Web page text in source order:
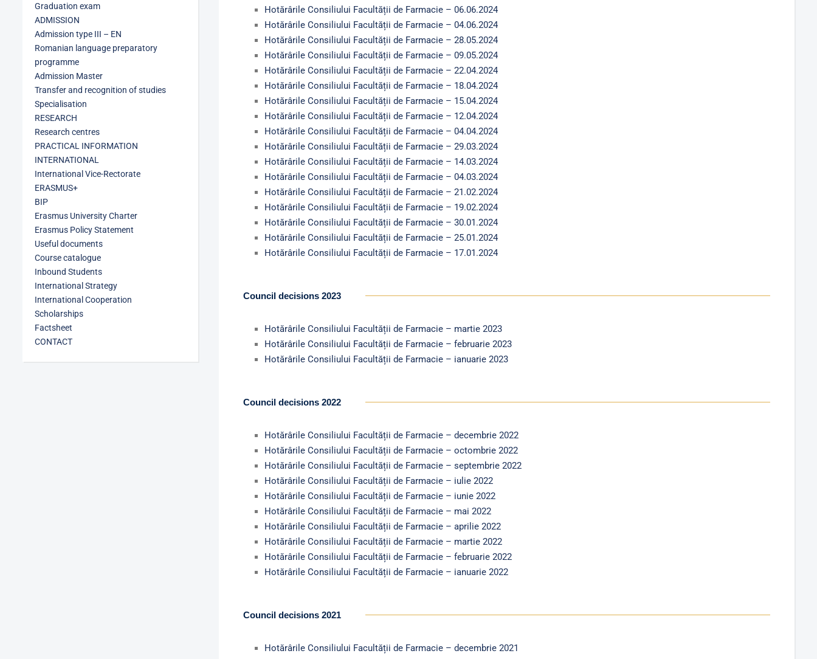
Graduation exam
ADMISSION
Admission type III – EN
Romanian language preparatory
programme
Admission Master
Transfer and recognition of studies
Specialisation
RESEARCH
Research centres
PRACTICAL INFORMATION
INTERNATIONAL
International Vice-Rectorate
ERASMUS+
BIP
Erasmus University Charter
Erasmus Policy Statement
Useful documents
Course catalogue
Inbound Students
International Strategy
International Cooperation
Scholarships
Factsheet
CONTACT
Hotărârile Consiliului Facultății de Farmacie – 06.06.2024
Hotărârile Consiliului Facultății de Farmacie – 04.06.2024
Hotărârile Consiliului Facultății de Farmacie – 28.05.2024
Hotărârile Consiliului Facultății de Farmacie – 09.05.2024
Hotărârile Consiliului Facultății de Farmacie – 22.04.2024
Hotărârile Consiliului Facultății de Farmacie – 18.04.2024
Hotărârile Consiliului Facultății de Farmacie – 15.04.2024
Hotărârile Consiliului Facultății de Farmacie – 12.04.2024
Hotărârile Consiliului Facultății de Farmacie – 04.04.2024
Hotărârile Consiliului Facultății de Farmacie – 29.03.2024
Hotărârile Consiliului Facultății de Farmacie – 14.03.2024
Hotărârile Consiliului Facultății de Farmacie – 04.03.2024
Hotărârile Consiliului Facultății de Farmacie – 21.02.2024
Hotărârile Consiliului Facultății de Farmacie – 19.02.2024
Hotărârile Consiliului Facultății de Farmacie – 30.01.2024
Hotărârile Consiliului Facultății de Farmacie – 25.01.2024
Hotărârile Consiliului Facultății de Farmacie – 17.01.2024
Council decisions 2023
Hotărârile Consiliului Facultății de Farmacie – martie 2023
Hotărârile Consiliului Facultății de Farmacie – februarie 2023
Hotărârile Consiliului Facultății de Farmacie – ianuarie 2023
Council decisions 2022
Hotărârile Consiliului Facultății de Farmacie – decembrie 2022
Hotărârile Consiliului Facultății de Farmacie – octombrie 2022
Hotărârile Consiliului Facultății de Farmacie – septembrie 2022
Hotărârile Consiliului Facultății de Farmacie – iulie 2022
Hotărârile Consiliului Facultății de Farmacie – iunie 2022
Hotărârile Consiliului Facultății de Farmacie – mai 2022
Hotărârile Consiliului Facultății de Farmacie – aprilie 2022
Hotărârile Consiliului Facultății de Farmacie – martie 2022
Hotărârile Consiliului Facultății de Farmacie – februarie 2022
Hotărârile Consiliului Facultății de Farmacie – ianuarie 2022
Council decisions 2021
Hotărârile Consiliului Facultății de Farmacie – decembrie 2021